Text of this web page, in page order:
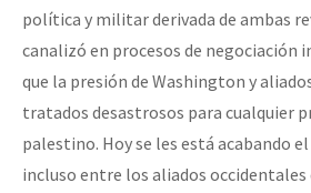
política y militar derivada de ambas
canalizó en procesos de negociación
que la presión de Washington y
tratados desastrosos para cualquier
palestino. Hoy se les está acabando
incluso entre los aliados occidentales